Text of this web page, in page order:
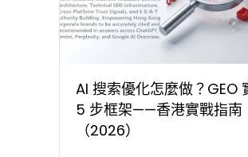
AI 搜索優化怎麼做？GEO
5 步框架——香港實戰指南
（2026）